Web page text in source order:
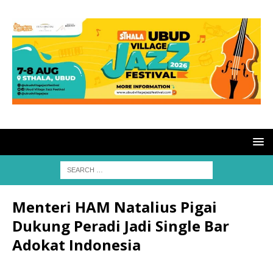
Menteri HAM Natalius Pigai
Dukung Peradi Jadi Single Bar
Adokat Indonesia